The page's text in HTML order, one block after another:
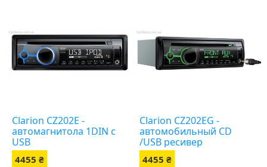
Clarion CZ202E -
автомагнитола 1DIN с
USB
4455 ₴
Clarion CZ202EG -
автомобильный CD
/USB ресивер
4455 ₴